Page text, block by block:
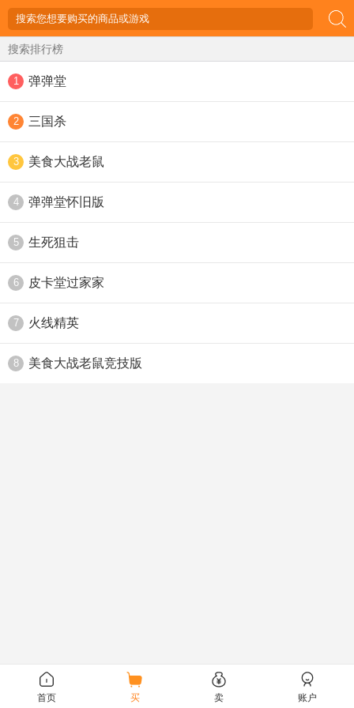
搜索排行榜
1 弹弹堂
2 三国杀
3 美食大战老鼠
4 弹弹堂怀旧版
5 生死狙击
6 皮卡堂过家家
7 火线精英
8 美食大战老鼠竞技版
首页 买 卖 账户